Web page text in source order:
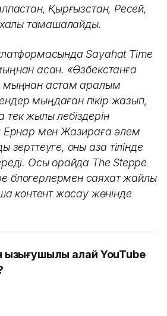
Қырғызстан, Ресей,
халқы тамашалайды.
Sayahat Time
асқан. «Өзбекстанға
мыңнан астам қаралым
мыңдаған пікір жазып,
жылы лебіздерін
Ернар мен Жазираға әлем
оны қазақ тілінде
Осы орайда The Steppe
блогерлермен саяхат жайлы
контент жасау жөнінде
қалай YouTube